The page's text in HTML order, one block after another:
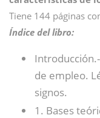
Tiene 144 páginas
Índice del libro:
de empleo.
signos.
1. Bases